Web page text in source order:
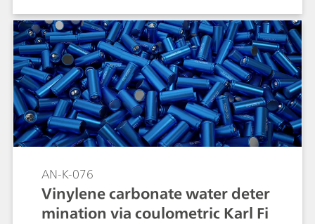
electrochemical performance not only
clarifies OER (oxygen evolution reaction)
mechanisms but also guides the design of
Ni-based catalysts for related oxidation
reactions.
AN-K-076
Vinylene carbonate water deter
mination via coulometric Karl Fi